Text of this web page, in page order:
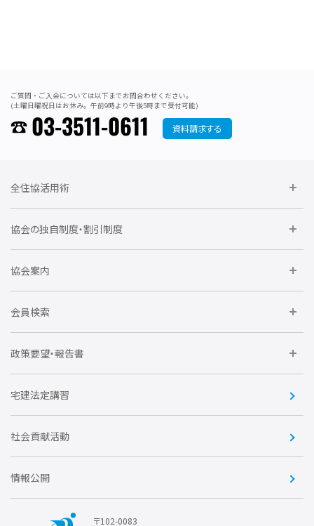
ご質問・ご入会については以下までお問合わせください。
(土曜日曜祝日はお休み。午前9時より午後5時まで受付可能)
03-3511-0611 資料請求する
全住協活用術
委員会に参加しよう
要望活動に参加しよう
協会の独自制度・割引制度
住宅瑕疵担保責任保険割引制度
全住協NET
不動産後見アドバイザー資格講習
会
全住協ビジネスショップ
協会案内
運営組織
トライアル会員制度
会員検索
企業会員
賛助会員
政策要望・報告書
住宅・土地税制改正要望
優良事業表彰
宅建法定講習
社会貢献活動
情報公開
〒102-0083